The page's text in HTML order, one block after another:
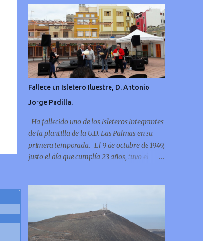
Fallece un Isletero Iluestre, D. Antonio
Jorge Padilla.
Ha fallecido uno de los isleteros integrantes
de la plantilla de la U.D. Las Palmas en su
primera temporada. El 9 de octubre de 1949,
justo el día que cumplía 23 años, tuvo el